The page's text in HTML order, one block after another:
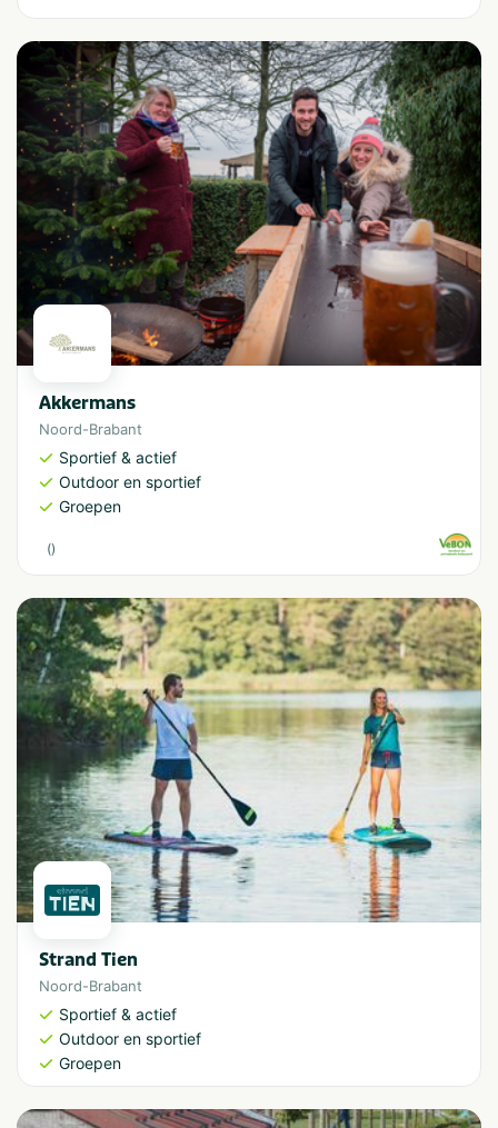
Akkermans
Noord-Brabant
Sportief & actief
Outdoor en sportief
Groepen
()
Strand Tien
Noord-Brabant
Sportief & actief
Outdoor en sportief
Groepen